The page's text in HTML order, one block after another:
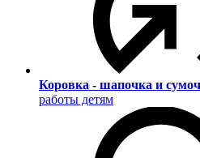
Коровка - шапочка и
работы детям